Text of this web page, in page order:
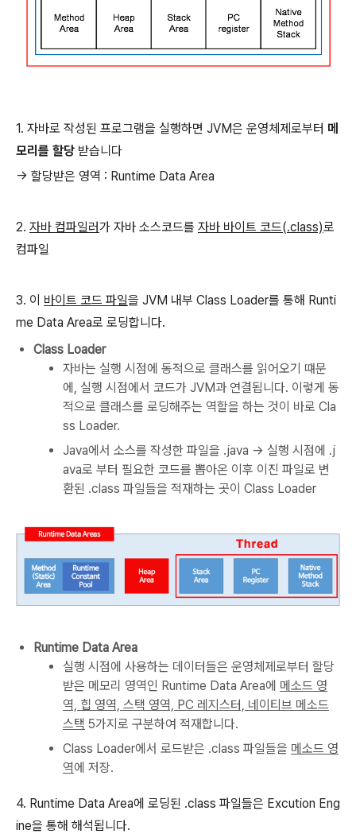
1. 자바로 작성된 프로그램을 실행하면 JVM은 운영체제로부터 메
모리를 할당 받습니다
-> 할당받은 영역 : Runtime Data Area
2. 자바 컴파일러가 자바 소스코드를 자바 바이트 코드(.class)로
컴파일
3. 이 바이트 코드 파일을 JVM 내부 Class Loader를 통해 Runti
me Data Area로 로딩합니다.
Class Loader
자바는 실행 시점에 동적으로 클래스를 읽어오기 떄문
에, 실행 시점에서 코드가 JVM과 연결됩니다. 이렇게 동
적으로 클래스를 로딩해주는 역할을 하는 것이 바로 Cla
ss Loader.
Java에서 소스를 작성한 파일을 .java -> 실행 시점에 .j
ava로 부터 필요한 코드를 뽑아온 이후 이진 파일로 변
환된 .class 파일들을 적재하는 곳이 Class Loader
Runtime Data Area
실행 시점에 사용하는 데이터들은 운영체제로부터 할당
받은 메모리 영역인 Runtime Data Area에 메소드 영
역, 힙 영역, 스택 영역, PC 레지스터, 네이티브 메소드
스택 5가지로 구분하여 적재합니다.
Class Loader에서 로드받은 .class 파일들을 메소드 영
역에 저장.
4. Runtime Data Area에 로딩된 .class 파일들은 Excution Eng
ine을 통해 해석됩니다.